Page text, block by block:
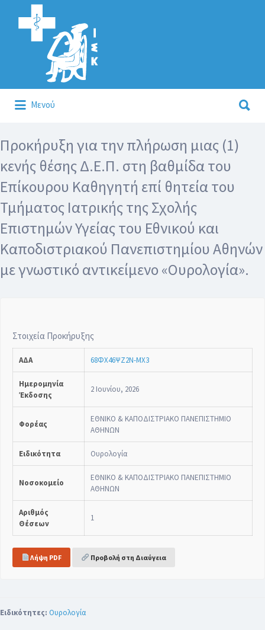
Αναζήτηση
για:
Μενού
για:
Προκήρυξη για την πλήρωση μιας (1)
κενής θέσης Δ.Ε.Π. στη βαθμίδα του
Επίκουρου Καθηγητή επί θητεία του
Τμήματος Ιατρικής της Σχολής
Επιστημών Υγείας του Εθνικού και
Καποδιστριακού Πανεπιστημίου Αθηνών
με γνωστικό αντικείμενο «Ουρολογία».
Στοιχεία Προκήρυξης
ΑΔΑ 68ΦΧ46ΨΖ2Ν-ΜΧ3
Ημερομηνία
Έκδοσης
2 Ιουνίου, 2026
Φορέας
ΕΘΝΙΚΟ & ΚΑΠΟΔΙΣΤΡΙΑΚΟ ΠΑΝΕΠΙΣΤΗΜΙΟ
ΑΘΗΝΩΝ
Ειδικότητα Ουρολογία
Νοσοκομείο
ΕΘΝΙΚΟ & ΚΑΠΟΔΙΣΤΡΙΑΚΟ ΠΑΝΕΠΙΣΤΗΜΙΟ
ΑΘΗΝΩΝ
Αριθμός
Θέσεων
1
Λήψη PDF Προβολή στη Διαύγεια
Ειδικότητες: Ουρολογία